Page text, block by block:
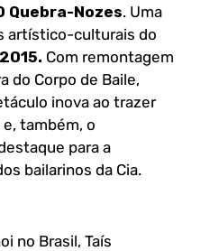
Quebra-Nozes. Uma
artístico-culturais do
Com remontagem
do Corpo de Baile,
inova ao trazer
também, o
para a
bailarinos da Cia.
no Brasil, Taís